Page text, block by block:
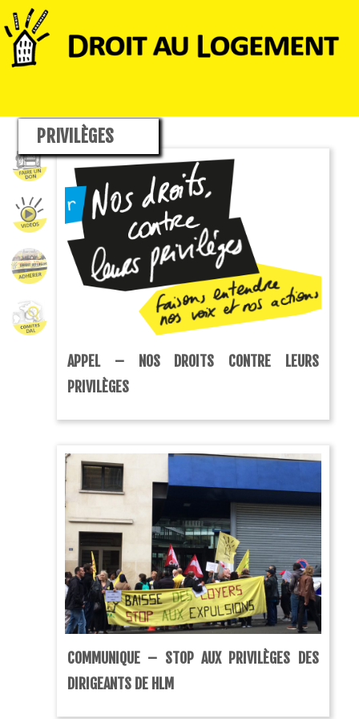
PRIVILÈGES
APPEL – NOS DROITS CONTRE LEURS
PRIVILÈGES
COMMUNIQUE – STOP AUX PRIVILÈGES DES
DIRIGEANTS DE HLM